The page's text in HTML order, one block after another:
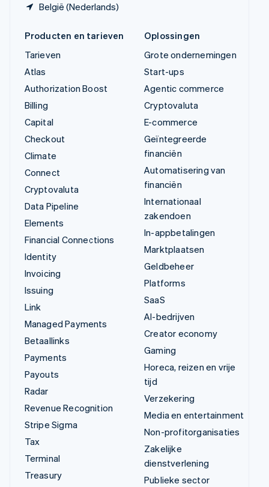
België (Nederlands)
Producten en tarieven
Tarieven
Atlas
Authorization Boost
Billing
Capital
Checkout
Climate
Connect
Cryptovaluta
Data Pipeline
Elements
Financial Connections
Identity
Invoicing
Issuing
Link
Managed Payments
Betaallinks
Payments
Payouts
Radar
Revenue Recognition
Stripe Sigma
Tax
Terminal
Treasury
Oplossingen
Grote ondernemingen
Start-ups
Agentic commerce
Cryptovaluta
E-commerce
Geïntegreerde
financiën
Automatisering van
financiën
Internationaal
zakendoen
In-appbetalingen
Marktplaatsen
Geldbeheer
Platforms
SaaS
AI-bedrijven
Creator economy
Gaming
Horeca, reizen en vrije
tijd
Verzekering
Media en entertainment
Non-profitorganisaties
Zakelijke
dienstverlening
Publieke sector